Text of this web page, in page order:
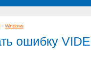
»Windows
ошибку